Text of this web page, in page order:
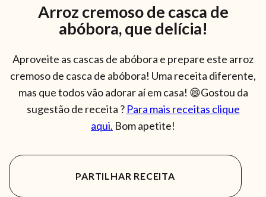
Arroz cremoso de casca de
abóbora, que delícia!
Aproveite as cascas de abóbora e prepare este arroz
cremoso de casca de abóbora! Uma receita diferente,
mas que todos vão adorar aí em casa! 😄Gostou da
sugestão de receita ? Para mais receitas clique
aqui. Bom apetite!
PARTILHAR RECEITA